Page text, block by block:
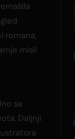
romana,
misli
sa
Daljnji